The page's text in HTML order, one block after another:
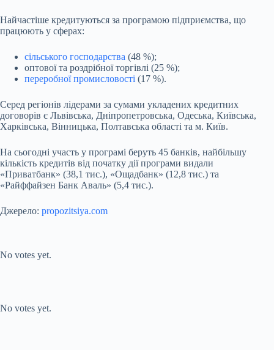
Найчастіше кредитуються за програмою підприємства, що
працюють у сферах:
сільського господарства (48 %);
оптової та роздрібної торгівлі (25 %);
переробної промисловості (17 %).
Серед регіонів лідерами за сумами укладених кредитних
договорів є Львівська, Дніпропетровська, Одеська, Київська,
Харківська, Вінницька, Полтавська області та м. Київ.
На сьогодні участь у програмі беруть 45 банків, найбільшу
кількість кредитів від початку дії програми видали
«Приватбанк» (38,1 тис.), «Ощадбанк» (12,8 тис.) та
«Райффайзен Банк Аваль» (5,4 тис.).
Джерело: propozitsiya.com
No votes yet.
No votes yet.